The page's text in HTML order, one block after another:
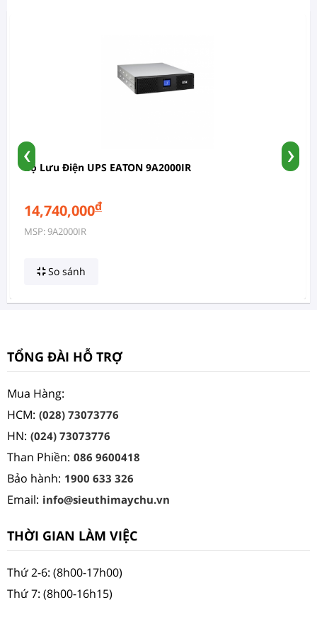
Bộ Lưu Điện UPS EATON 9A2000IR
14,740,000đ
MSP: 9A2000IR
So sánh
‹ ›
TỔNG ĐÀI HỖ TRỢ
Mua Hàng:
HCM: (028) 73073776
HN: (024) 73073776
Than Phiền: 086 9600418
Bảo hành: 1900 633 326
Email: info@sieuthimaychu.vn
THỜI GIAN LÀM VIỆC
Thứ 2-6: (8h00-17h00)
Thứ 7: (8h00-16h15)